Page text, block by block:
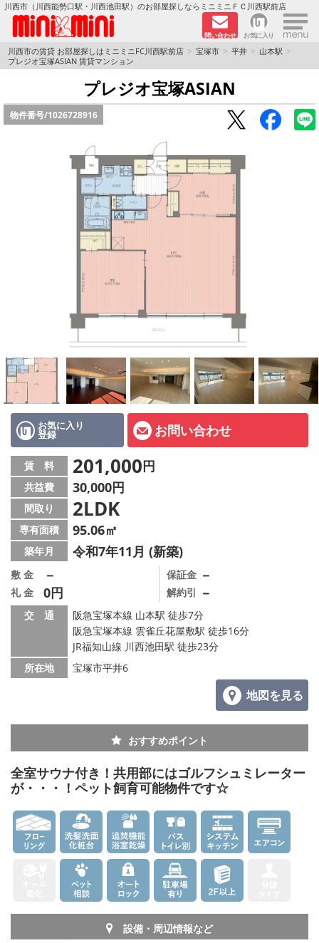
川西市（川西能勢口駅・川西池田駅）のお部屋探しならミニミニＦＣ川西駅前店
問い合わせ お気に入り ×
TOPページ
ペットOKの物件
路線·駅から探す
LINEおともだち
店舗情報·アクセス
会社概要
メールでお問い合わせ
川西市の賃貸 お部屋探しはミニミニFC川西駅前店 宝塚市 平井
山本駅
プレジオ宝塚ASIAN 賃貸マンション
プレジオ宝塚ASIAN
物件番号/1026728916
お気に入り
登録 お問い合わせ
賃 料 201,000円
共益費 30,000円
間取り 2LDK
専有面積 95.06㎡
築年月 令和7年11月 (新築)
敷 金 －
礼 金 0円
保証金 －
解約引 －
交 通
阪急宝塚本線 山本駅 徒歩7分
阪急宝塚本線 雲雀丘花屋敷駅 徒歩16分
JR福知山線 川西池田駅 徒歩23分
所在地
宝塚市平井6
地図を見る
おすすめポイント
全室サウナ付き！共用部にはゴルフシュミレーター
が・・・！ペット飼育可能物件です☆
設備・周辺情報など